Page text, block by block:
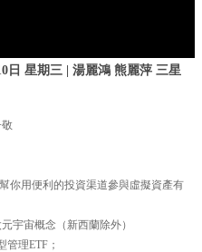
日 星期三 | 湯麗鴻 熊麗萍 三星
你用便利的投資渠道參與虛擬資產有
宇宙概念（新西蘭除外）
管理ETF；